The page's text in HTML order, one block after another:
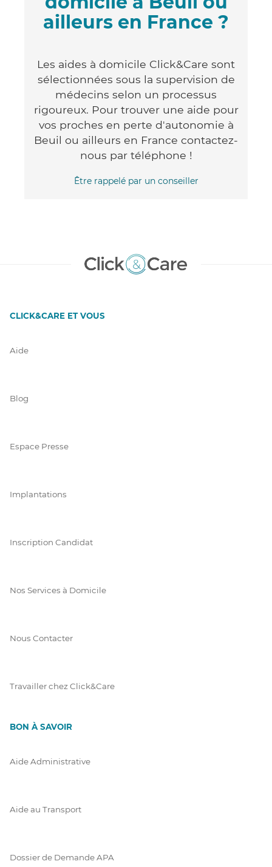
ailleurs en France ?
Les aides à domicile Click&Care sont
sélectionnées sous la supervision de
médecins selon un processus
rigoureux. Pour trouver une aide pour
vos proches en perte d'autonomie à
Beuil ou ailleurs en France contactez-
nous par téléphone !
Être rappelé par un conseiller
CLICK&CARE ET VOUS
Aide
Blog
Espace Presse
Implantations
Inscription Candidat
Nos Services à Domicile
Nous Contacter
Travailler chez Click&Care
BON À SAVOIR
Aide Administrative
Aide au Transport
Dossier de Demande APA